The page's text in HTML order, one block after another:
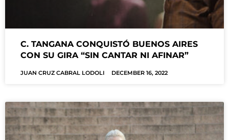
C. TANGANA CONQUISTÓ BUENOS AIRES
CON SU GIRA “SIN CANTAR NI AFINAR”
JUAN CRUZ CABRAL LODOLI DECEMBER 16, 2022